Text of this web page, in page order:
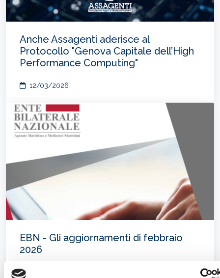
Anche Assagenti aderisce al
Protocollo "Genova Capitale dell’High
Performance Computing"
12/03/2026
EBN - Gli aggiornamenti di febbraio
2026